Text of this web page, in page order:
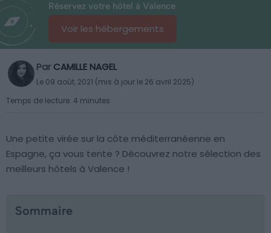
Réservez votre hôtel à Valence
Voir les hébergements
Par CAMILLE NAGEL
Le 09 août, 2021 (mis à jour le 26 avril 2025)
Temps de lecture: 4 minutes
Une petite virée sur la côte méditerranéenne en
Espagne, ça vous tente ? Découvrez notre sélection des
meilleurs hôtels à Valence !
Sommaire